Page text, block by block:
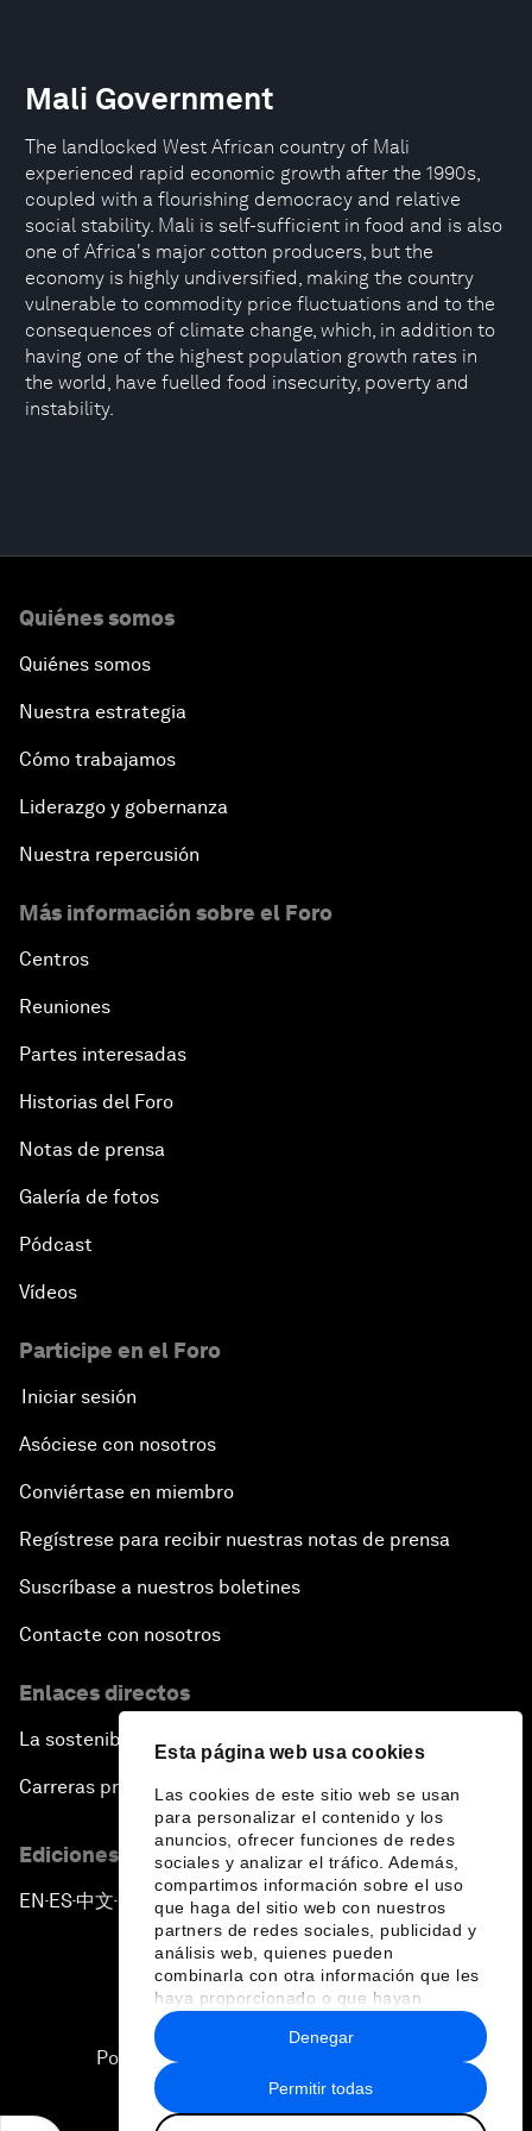
Esta página web usa cookies
Las cookies de este sitio web se usan
para personalizar el contenido y los
anuncios, ofrecer funciones de redes
sociales y analizar el tráfico. Además,
compartimos información sobre el uso
que haga del sitio web con nuestros
partners de redes sociales, publicidad y
análisis web, quienes pueden
combinarla con otra información que les
haya proporcionado o que hayan
recopilado a partir del uso que haya
hecho de sus servicios.
Permitir todas
Denegar
Mali Government
The landlocked West African country of Mali
experienced rapid economic growth after the 1990s,
coupled with a flourishing democracy and relative
social stability. Mali is self-sufficient in food and is also
one of Africa's major cotton producers, but the
economy is highly undiversified, making the country
vulnerable to commodity price fluctuations and to the
consequences of climate change, which, in addition to
having one of the highest population growth rates in
the world, have fuelled food insecurity, poverty and
instability.
Quiénes somos
Quiénes somos
Nuestra estrategia
Cómo trabajamos
Liderazgo y gobernanza
Nuestra repercusión
Más información sobre el Foro
Centros
Reuniones
Partes interesadas
Historias del Foro
Notas de prensa
Galería de fotos
Pódcast
Vídeos
Participe en el Foro
Iniciar sesión
Asóciese con nosotros
Conviértase en miembro
Regístrese para recibir nuestras notas de prensa
Suscríbase a nuestros boletines
Contacte con nosotros
Enlaces directos
La sostenibilidad en el Foro
Carreras profesionales
Ediciones en otros idiomas
EN ▪ES▪中文▪ 日本語
Política de privacidad y normas de uso
Sitemap